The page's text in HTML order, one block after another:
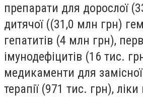
препарати для дорослої
дитячої ((31,0 млн грн)
гепатитів (4 млн грн),
імунодефіцитів (16 тис.
медикаменти для
терапії (971 тис. грн), ліки